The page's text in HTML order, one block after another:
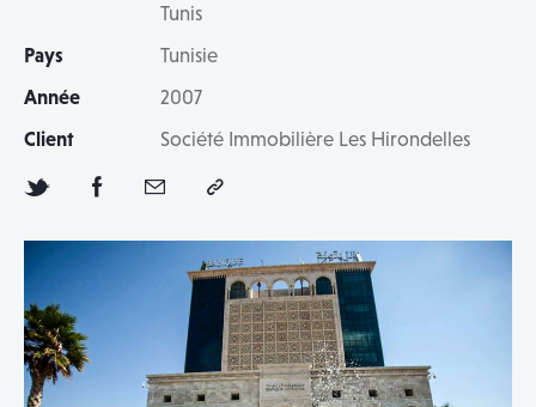
Tunis
Pays
Tunisie
Année
2007
Client
Société Immobilière Les Hirondelles